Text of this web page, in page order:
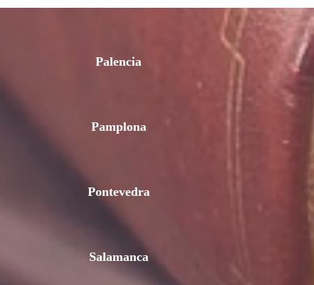
Palencia
Pamplona
Pontevedra
Salamanca